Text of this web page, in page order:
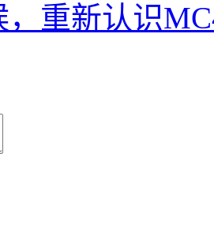
，重新认识